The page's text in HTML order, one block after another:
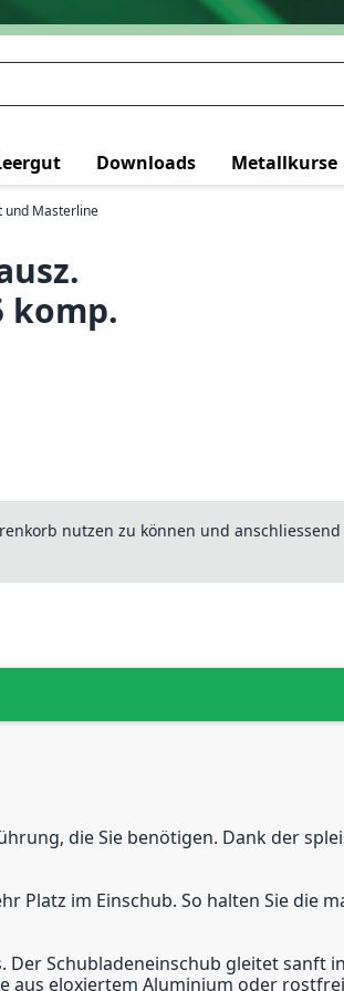
Downloads Metallkurse
und Masterline
komp.
nutzen zu können und
die Sie benötigen. Dank der
Platz im Einschub. So halten Sie die
Schubladeneinschub gleitet sanft
aus eloxiertem Aluminium oder